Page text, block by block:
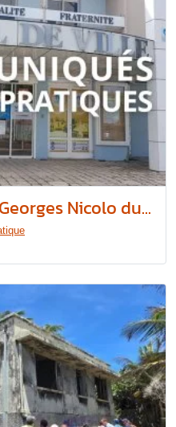
Nicolo du...